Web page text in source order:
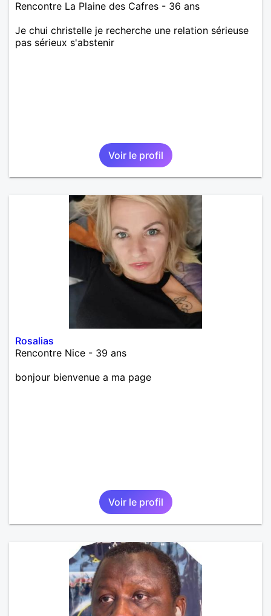
Rencontre La Plaine des Cafres - 36 ans
Je chui christelle je recherche une relation sérieuse
pas sérieux s'abstenir
Voir le profil
Rosalias
Rencontre Nice - 39 ans
bonjour bienvenue a ma page
Voir le profil